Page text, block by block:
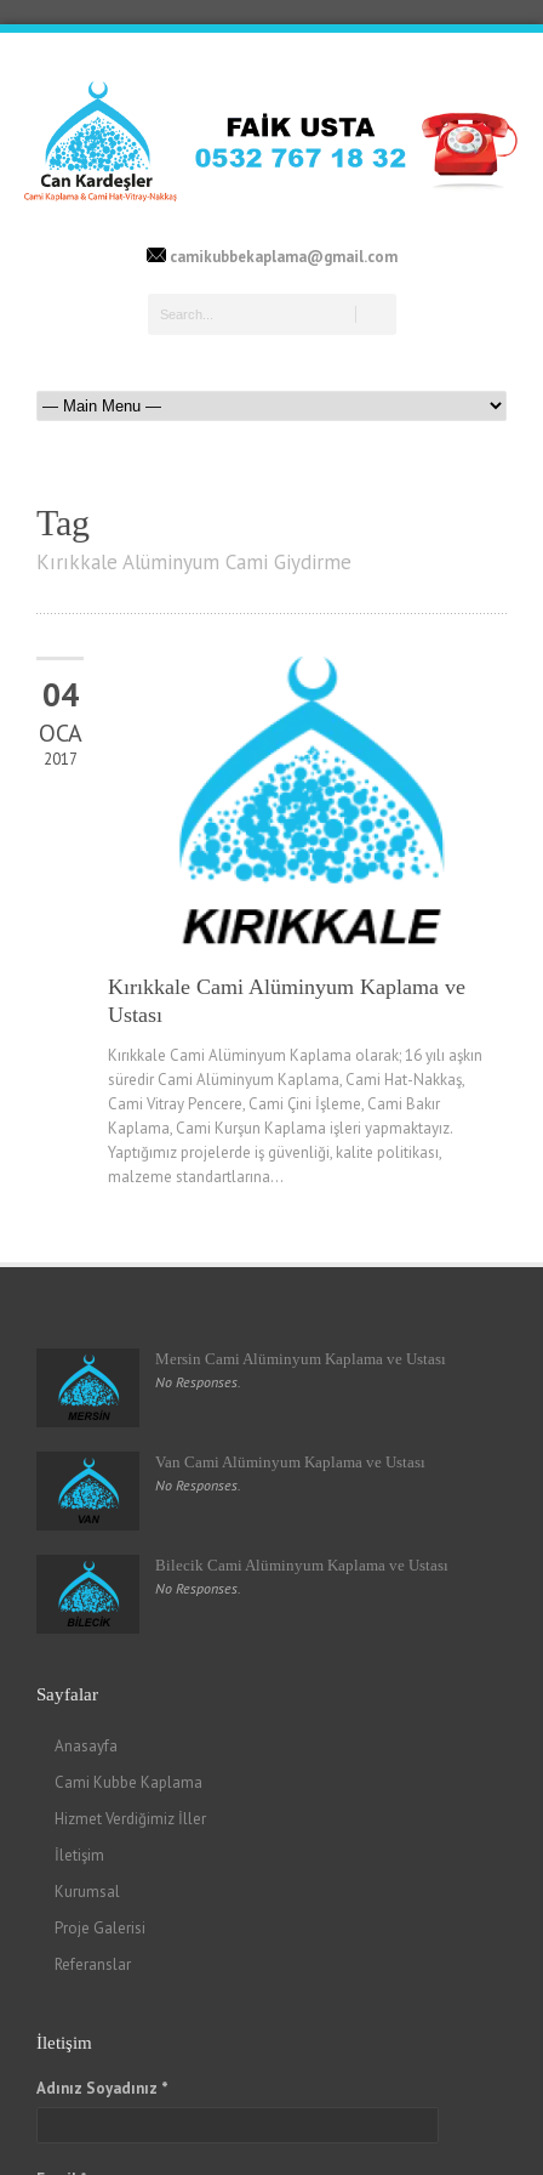
camikubbekaplama@gmail.com
Tag
Kırıkkale Alüminyum Cami Giydirme
04
OCA
2017
Kırıkkale Cami Alüminyum Kaplama ve
Ustası
Kırıkkale Cami Alüminyum Kaplama olarak; 16 yılı aşkın
süredir Cami Alüminyum Kaplama, Cami Hat-Nakkaş,
Cami Vitray Pencere, Cami Çini İşleme, Cami Bakır
Kaplama, Cami Kurşun Kaplama işleri yapmaktayız.
Yaptığımız projelerde iş güvenliği, kalite politikası,
malzeme standartlarına...
Mersin Cami Alüminyum Kaplama ve Ustası
No Responses.
Van Cami Alüminyum Kaplama ve Ustası
No Responses.
Bilecik Cami Alüminyum Kaplama ve Ustası
No Responses.
Sayfalar
Anasayfa
Cami Kubbe Kaplama
Hizmet Verdiğimiz İller
İletişim
Kurumsal
Proje Galerisi
Referanslar
İletişim
Adınız Soyadınız *